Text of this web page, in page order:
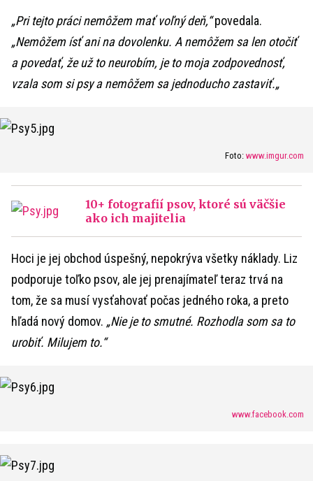
„Pri tejto práci nemôžem mať voľný deň,“povedala.
„Nemôžem ísť ani na dovolenku. A nemôžem sa len otočiť
a povedať, že už to neurobím, je to moja zodpovednosť,
vzala som si psy a nemôžem sa jednoducho zastaviť.„
Foto: www.imgur.com
10+ fotografií psov, ktoré sú väčšie
ako ich majitelia
Hoci je jej obchod úspešný, nepokrýva všetky náklady. Liz
podporuje toľko psov, ale jej prenajímateľ teraz trvá na
tom, že sa musí vysťahovať počas jedného roka, a preto
hľadá nový domov. „Nie je to smutné. Rozhodla som sa to
urobiť. Milujem to.“
www.facebook.com